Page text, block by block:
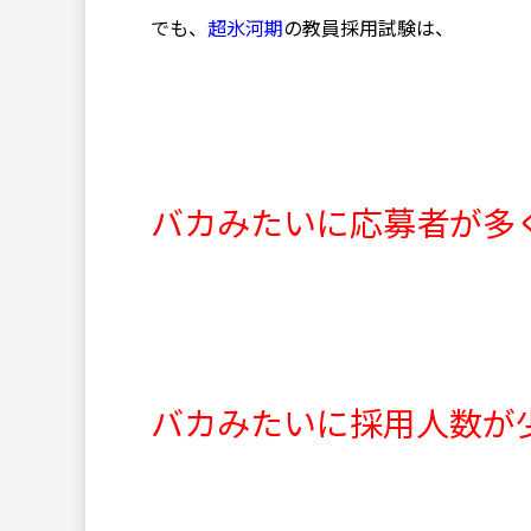
でも、 超氷河期の教員採用試験は、
バカみたいに応募者が多
バカみたいに採用人数が